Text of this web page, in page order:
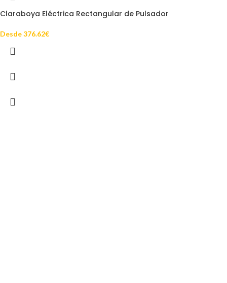
Claraboya Eléctrica Rectangular de Pulsador
Desde376.62€